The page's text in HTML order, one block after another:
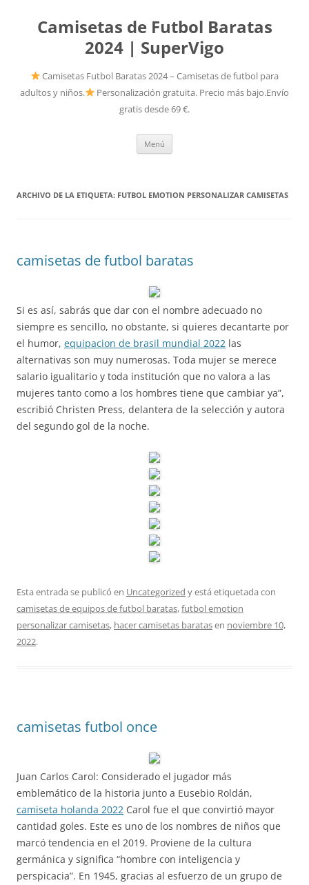
Camisetas de Futbol Baratas
2024 | SuperVigo
Camisetas Futbol Baratas 2024 – Camisetas de futbol para
adultos y niños.
Personalización gratuita. Precio más bajo.Envío
gratis desde 69 €.
Menú
ARCHIVO DE LA ETIQUETA: FUTBOL EMOTION PERSONALIZAR CAMISETAS
camisetas de futbol baratas
Si es así, sabrás que dar con el nombre adecuado no
siempre es sencillo, no obstante, si quieres decantarte por
el humor, equipacion de brasil mundial 2022 las
alternativas son muy numerosas. Toda mujer se merece
salario igualitario y toda institución que no valora a las
mujeres tanto como a los hombres tiene que cambiar ya”,
escribió Christen Press, delantera de la selección y autora
del segundo gol de la noche.
Esta entrada se publicó en Uncategorized y está etiquetada con
camisetas de equipos de futbol baratas,futbol emotion
personalizar camisetas, hacer camisetas baratasen noviembre 10,
2022.
camisetas futbol once
Juan Carlos Carol: Considerado el jugador más
emblemático de la historia junto a Eusebio Roldán,
camiseta holanda 2022 Carol fue el que convirtió mayor
cantidad goles. Este es uno de los nombres de niños que
marcó tendencia en el 2019. Proviene de la cultura
germánica y significa “hombre con inteligencia y
perspicacia”. En 1945, gracias al esfuerzo de un grupo de